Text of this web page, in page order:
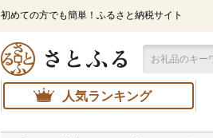
初めての方でも簡単！ふるさと納税サイト
人気ランキング